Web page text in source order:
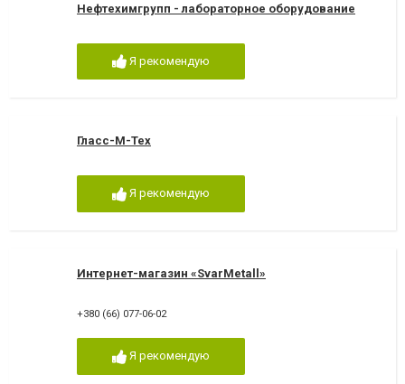
Нефтехимгрупп - лабораторное оборудование
Я рекомендую
Гласс-М-Тех
Я рекомендую
Интернет-магазин «SvarMetall»
+380 (66) 077-06-02
Я рекомендую